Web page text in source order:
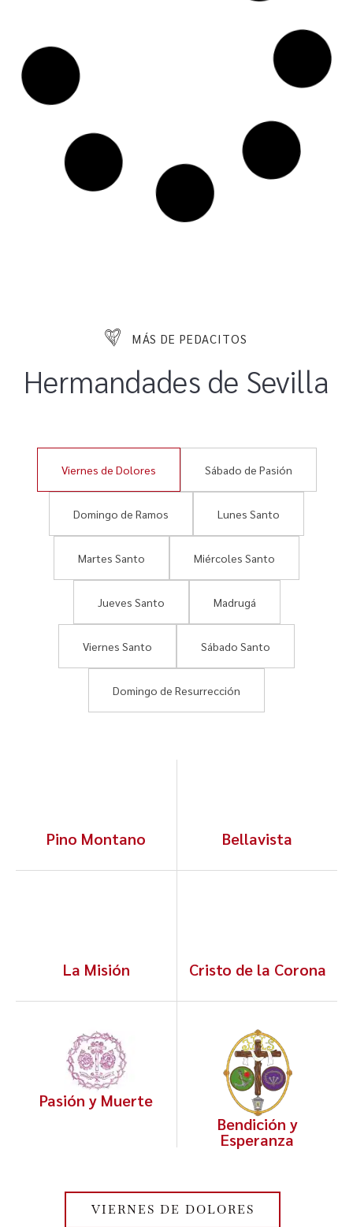
MÁS DE PEDACITOS
Hermandades de Sevilla
Viernes de Dolores Sábado de Pasión
Domingo de Ramos Lunes Santo
Martes Santo Miércoles Santo
Jueves Santo Madrugá
Viernes Santo Sábado Santo
Domingo de Resurrección
Pino Montano Bellavista
La Misión Cristo de la Corona
Pasión y Muerte
Bendición y
Esperanza
VIERNES DE DOLORES